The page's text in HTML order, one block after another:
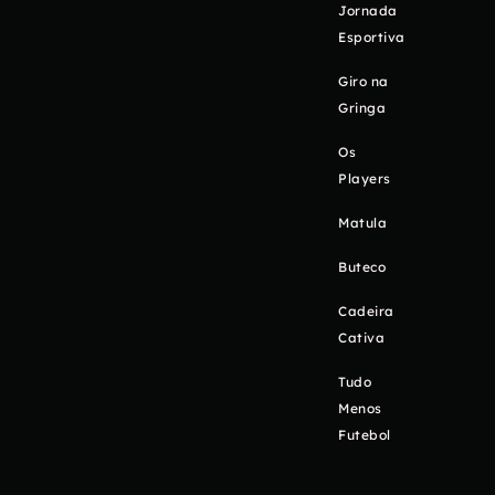
Jornada
Esportiva
Giro na
Gringa
Os
Players
Matula
Buteco
Cadeira
Cativa
Tudo
Menos
Futebol